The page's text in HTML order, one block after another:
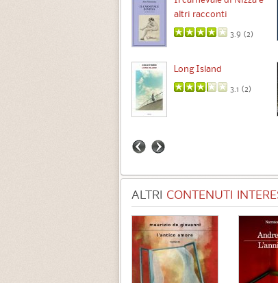
altri racconti
3.9 (2)
Long Island
3.1 (2)
ALTRI CONTENUTI